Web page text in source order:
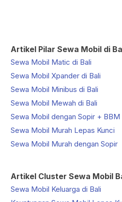
Artikel Pilar Sewa Mobil di
Sewa Mobil Matic di Bali
Sewa Mobil Xpander di Bali
Sewa Mobil Minibus di Bali
Sewa Mobil Mewah di Bali
Sewa Mobil dengan Sopir + BBM
Sewa Mobil Murah Lepas Kunci
Sewa Mobil Murah dengan Sopir
Artikel Cluster Sewa Mobil
Sewa Mobil Keluarga di Bali